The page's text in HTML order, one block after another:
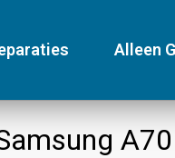
Alleen
A70